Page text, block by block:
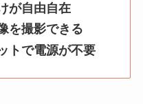
が自由自在
を撮影できる
トで電源が不要